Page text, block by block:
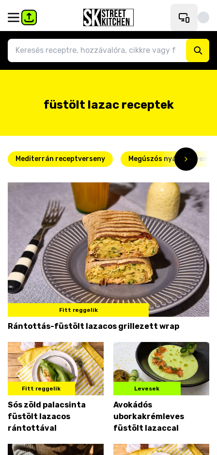
füstölt lazac receptek
Mediterrán receptverseny Megúszós nyári
Fitt reggelik
Rántottás-füstölt lazacos grillezett wrap
Fitt reggelik
Sós zöld palacsinta
füstölt lazacos
rántottával
Levesek
Avokádós
uborkakrémleves
füstölt lazaccal